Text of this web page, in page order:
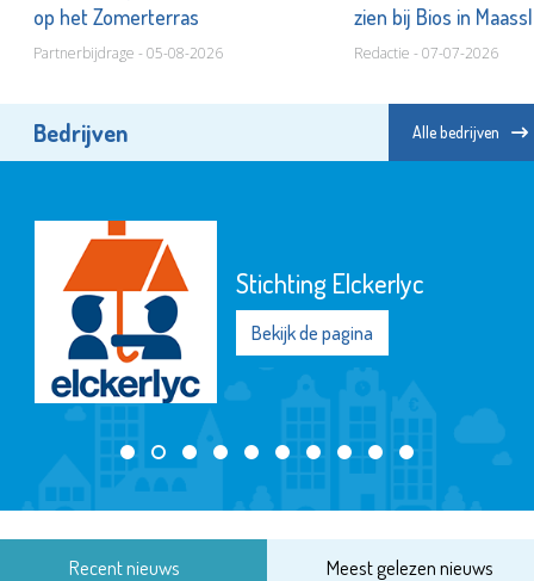
op het Zomerterras
Partnerbijdrage - 05-08-2026
zien bij Bios in
Redactie - 07-07-2026
Bedrijven Alle bedrijven
Stichting Elckerlyc
Bekijk de pagina
Recent nieuws Meest gelezen nieuws